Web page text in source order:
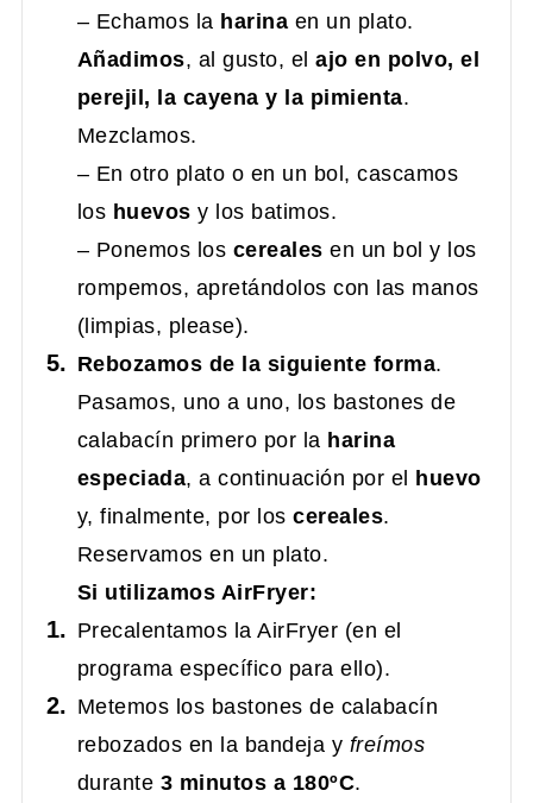
– Echamos la harina en un plato.
Añadimos, al gusto, elajo en polvo, el
perejil, la cayena y la pimienta.
Mezclamos.
– En otro plato o en un bol, cascamos
los huevos y los batimos.
– Ponemos los cereales en un bol y los
rompemos, apretándolos con las manos
(limpias, please).
Rebozamos de la siguiente forma.
Pasamos, uno a uno, los bastones de
calabacín primero por la harina
especiada, a continuación por el
huevo
y, finalmente, por loscereales.
Reservamos en un plato.
Si utilizamos AirFryer:
Precalentamos la AirFryer (en el
programa específico para ello).
Metemos los bastones de calabacín
rebozados en la bandeja y freímos
durante 3 minutos a 180ºC.